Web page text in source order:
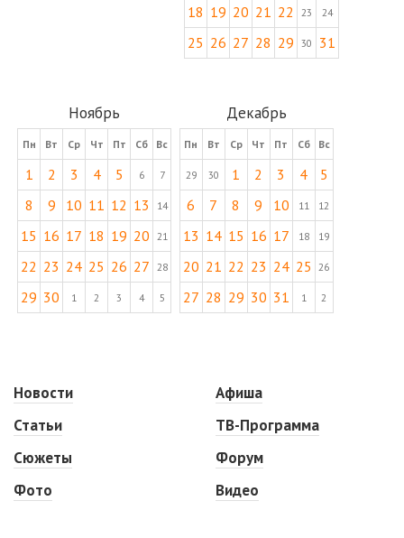
18 19 20 21 22 23 24
25 26 27 28 29 30 31
Ноябрь
Пн Вт Ср Чт Пт Сб Вс
1 2 3 4 5 6 7
8 9 10 11 12 13 14
15 16 17 18 19 20 21
22 23 24 25 26 27 28
29 30 1 2 3 4 5
Декабрь
Пн Вт Ср Чт Пт Сб Вс
29 30 1 2 3 4
5
6
7 8 9 10 11 12
13 14 15 16 17 18 19
20 21 22 23 24 25 26
27 28 29 30 31 1 2
Новости
Статьи
Сюжеты
Фото
Афиша
ТВ-Программа
Форум
Видео